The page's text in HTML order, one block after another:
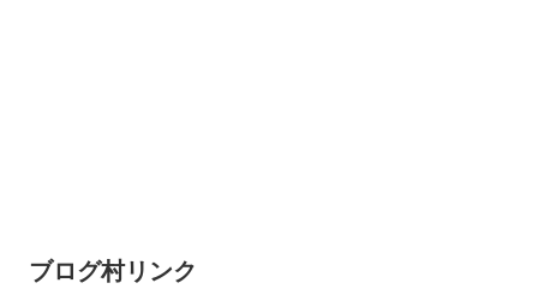
ブログ村リンク